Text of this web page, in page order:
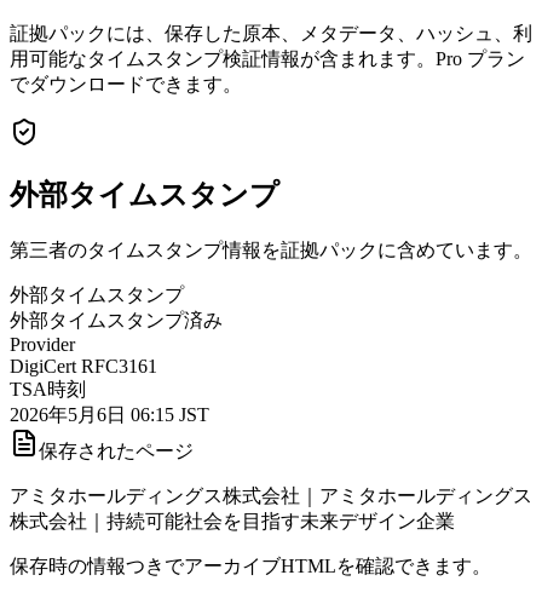
証拠パックには、保存した原本、メタデータ、ハッシュ、利
用可能なタイムスタンプ検証情報が含まれます。Pro プラン
でダウンロードできます。
外部タイムスタンプ
第三者のタイムスタンプ情報を証拠パックに含めています。
外部タイムスタンプ
外部タイムスタンプ済み
Provider
DigiCert RFC3161
TSA時刻
2026年5月6日 06:15 JST
保存されたページ
アミタホールディングス株式会社｜アミタホールディングス
株式会社｜持続可能社会を目指す未来デザイン企業
保存時の情報つきでアーカイブHTMLを確認できます。